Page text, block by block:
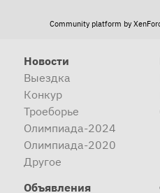
Community platform by
Новости
Выездка
Конкур
Троеборье
Олимпиада-2024
Олимпиада-2020
Другое
Объявления